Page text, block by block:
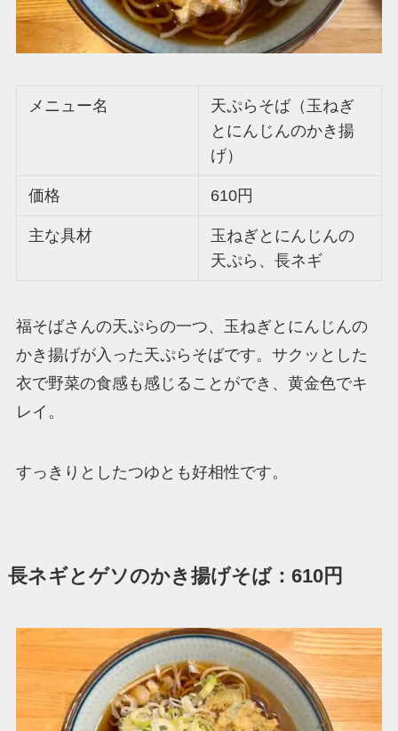
メニュー名
天ぷらそば（玉ねぎ
とにんじんのかき揚
げ）
価格 610円
主な具材
玉ねぎとにんじんの
天ぷら、長ネギ
福そばさんの天ぷらの一つ、玉ねぎとにんじんの
かき揚げが入った天ぷらそばです。サクッとした
衣で野菜の食感も感じることができ、黄金色でキ
レイ。
すっきりとしたつゆとも好相性です。
長ネギとゲソのかき揚げそば：610円